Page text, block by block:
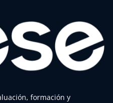
formación y